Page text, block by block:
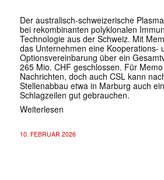
Der australisch-schweizerische
bei rekombinanten polyklonalen
Technologie aus der Schweiz. Mit
das Unternehmen eine Kooperations-
Optionsvereinbarung über ein
265 Mio. CHF geschlossen. Für
Nachrichten, doch auch CSL kann
Stellenabbau etwa in Marburg auch
Schlagzeilen gut gebrauchen.
Weiterlesen
10. FEBRUAR 2026